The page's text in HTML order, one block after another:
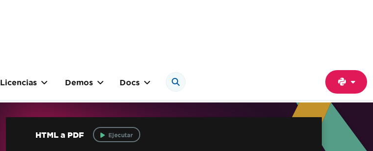
Licencias Demos Docs
HTML a PDF Ejecutar